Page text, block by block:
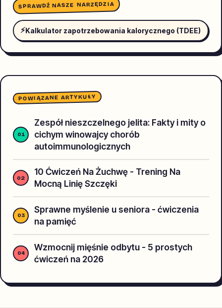
SPRAWDŹ NASZE NARZĘDZIA
⚡Kalkulator zapotrzebowania kalorycznego (TDEE)
POWIĄZANE ARTYKUŁY
Zespół nieszczelnego jelita: Fakty i mity o
cichym winowajcy chorób
autoimmunologicznych
10 Ćwiczeń Na Żuchwę - Trening Na
Mocną Linię Szczęki
Sprawne myślenie u seniora - ćwiczenia
na pamięć
Wzmocnij mięśnie odbytu - 5 prostych
ćwiczeń na 2026